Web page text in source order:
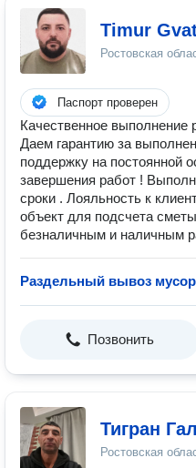
Timur
Ростовская
Паспорт проверен
Качественное
Даем гарантию за
поддержку на постоянной
завершения работ !
сроки . Лояльность к
объект для подсчета
безналичным и наличным
Раздельный вывоз
Позвонить
Тигран
Ростовская